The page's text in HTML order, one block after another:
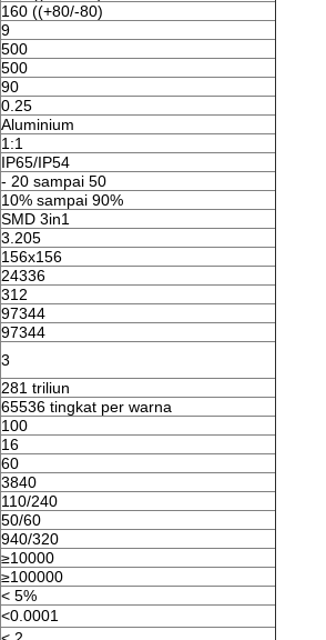
160 ((+80/-80)
9
500
500
90
0.25
Aluminium
1:1
IP65/IP54
- 20 sampai 50
10% sampai 90%
SMD 3in1
3.205
156x156
24336
312
97344
97344
3
281 triliun
65536 tingkat per warna
100
16
60
3840
110/240
50/60
940/320
≥10000
≥100000
< 5%
<0.0001